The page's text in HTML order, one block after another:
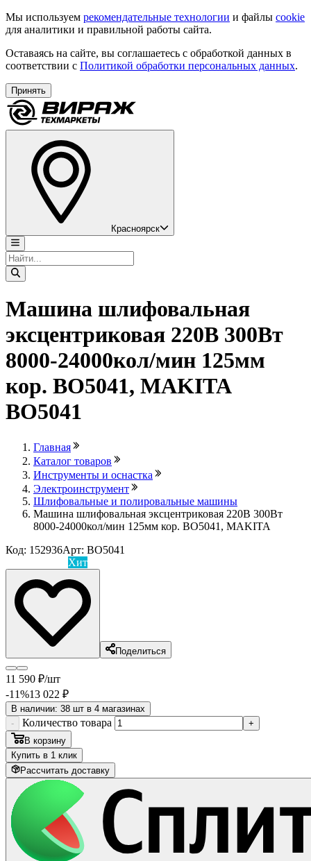
Мы используем рекомендательные технологии и файлы cookie
для аналитики и правильной работы сайта.
Оставаясь на сайте, вы соглашаетесь с обработкой данных в
соответствии с Политикой обработки персональных данных.
Принять
Красноярск
Машина шлифовальная
эксцентриковая 220В 300Вт
8000-24000кол/мин 125мм
кор. BO5041, MAKITA
BO5041
Главная
Каталог товаров
Инструменты и оснастка
Электроинструмент
Шлифовальные и полировальные машины
Машина шлифовальная эксцентриковая 220В 300Вт
8000-24000кол/мин 125мм кор. BO5041, MAKITA
Код: 152936Арт: BO5041
Хит
Поделиться
11 590 ₽/шт
-11%13 022 ₽
В наличии: 38 шт в 4 магазинах
-
Количество товара
+
В корзину
Купить в 1 клик
Рассчитать доставку